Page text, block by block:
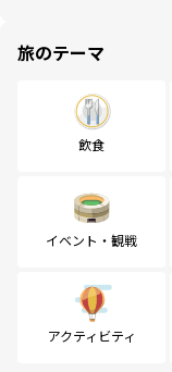
旅のテーマ
飲食
イベント・観戦
アクティビティ